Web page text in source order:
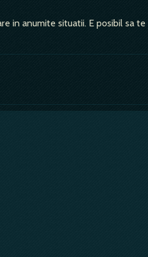
in anumite situatii. E posibil sa te